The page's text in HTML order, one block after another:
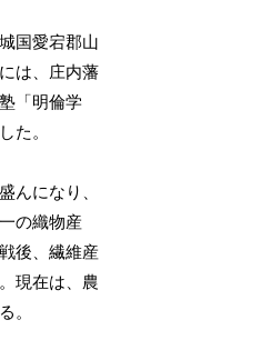
国愛宕郡山
は、庄内藩
「明倫学
た。
んになり、
の織物産
後、繊維産
現在は、農
。